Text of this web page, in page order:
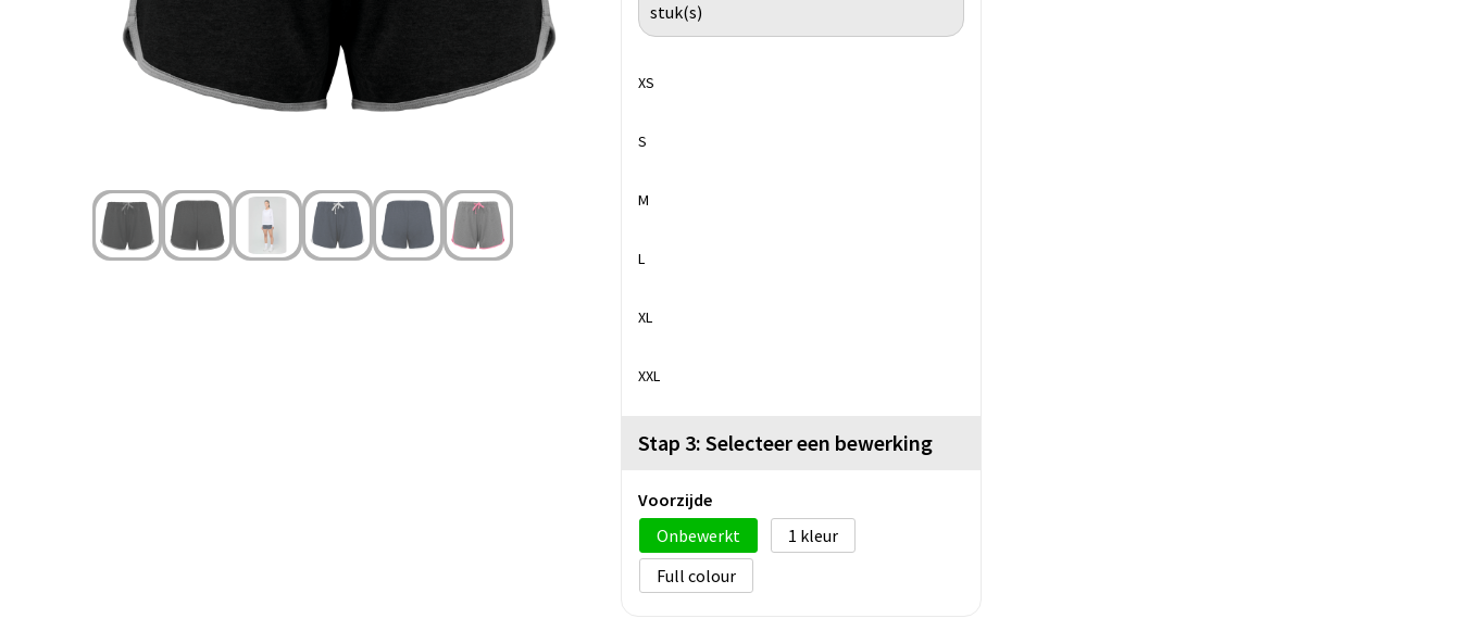
stuk(s)
XS
S
M
L
XL
XXL
Stap 3: Selecteer een bewerking
Voorzijde
Onbewerkt
1
Full colour